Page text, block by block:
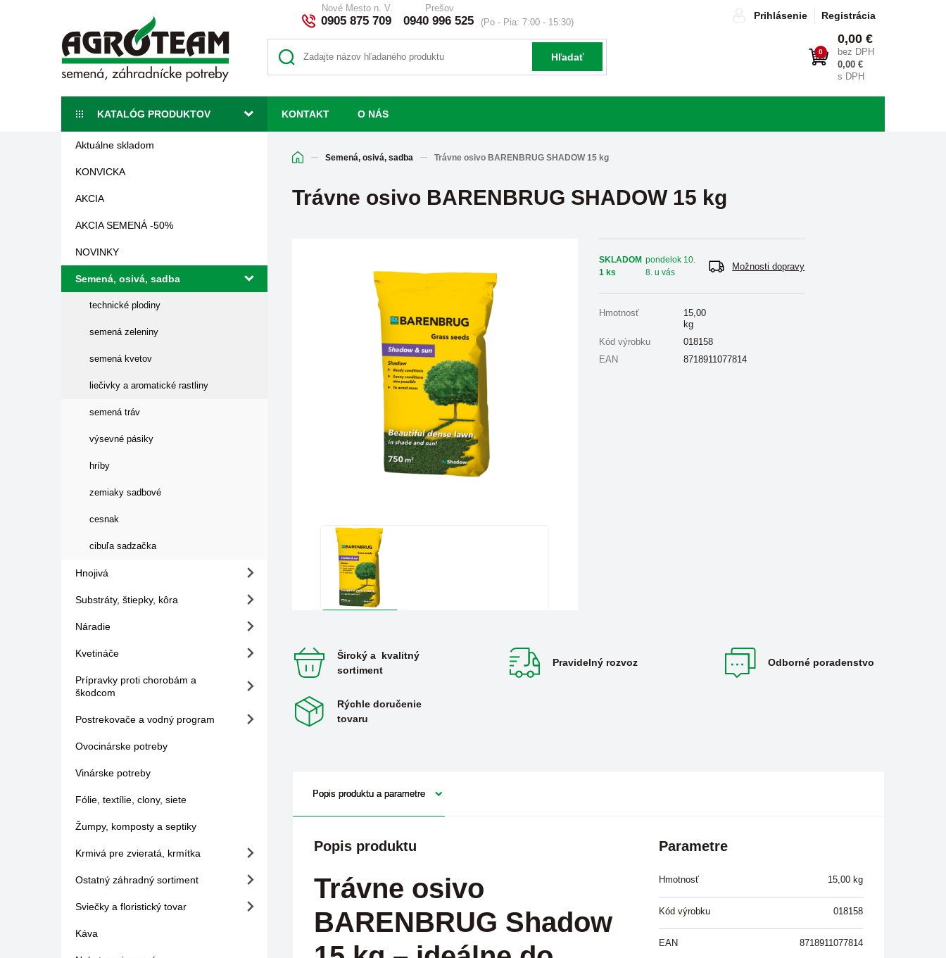
Nové Mesto n. V.
0905 875 709
Prešov
0940 996 525 (Po - Pia: 7:00 - 15:30)
Prihlásenie Registrácia
Hľadať 0
0,00 €
bez DPH
0,00 €
s DPH
KONTAKT O NÁS
KATALÓG PRODUKTOV
Aktuálne skladom
KONVICKA
AKCIA
AKCIA SEMENÁ -50%
NOVINKY
Semená, osivá, sadba
technické plodiny
semená zeleniny
semená kvetov
liečivky a aromatické rastliny
semená tráv
výsevné pásiky
hríby
zemiaky sadbové
cesnak
cibuľa sadzačka
Hnojivá
Substráty, štiepky, kôra
Náradie
Kvetináče
Prípravky proti chorobám a
škodcom
Postrekovače a vodný program
Ovocinárske potreby
Vinárske potreby
Fólie, textílie, clony, siete
Žumpy, komposty a septiky
Krmivá pre zvieratá, krmítka
Ostatný záhradný sortiment
Sviečky a floristický tovar
Káva
Semená, osivá, sadba Trávne osivo BARENBRUG SHADOW 15 kg
Trávne osivo BARENBRUG SHADOW 15 kg
SKLADOM
1 ks
pondelok 10.
8. u vás
Možnosti dopravy
Hmotnosť
15,00
kg
Kód výrobku
018158
EAN
8718911077814
Široký a kvalitný
sortiment
Pravidelný rozvoz Odborné poradenstvo
Rýchle doručenie
tovaru
Popis produktu a parametre
Popis produktu
Trávne osivo
BARENBRUG Shadow
Parametre
Hmotnosť 15,00 kg
Kód výrobku 018158
EAN 8718911077814